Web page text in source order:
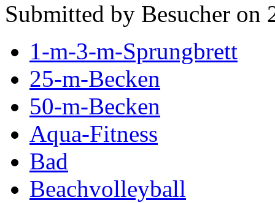
Submitted by Besucher on
1-m-3-m-Sprungbrett
25-m-Becken
50-m-Becken
Aqua-Fitness
Bad
Beachvolleyball